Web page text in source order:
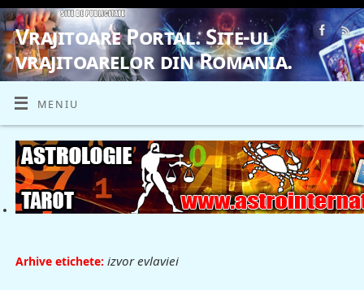
Vrajitoare Portal. Site-ul
vrajitoarelor din Romania.
VRAJITOARE, VRAJITOARELE, VRAJITOARE
MENIU
Arhive etichete: izvor evlaviei